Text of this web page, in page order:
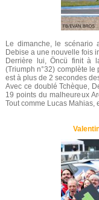
Le dimanche, le scénario
Debise a une nouvelle fois
Derrière lui, Öncü finit à
(Triumph n°32) complète le
est à plus de 2 secondes
Avec ce doublé Tchèque,
19 points du malheureux
Tout comme Lucas